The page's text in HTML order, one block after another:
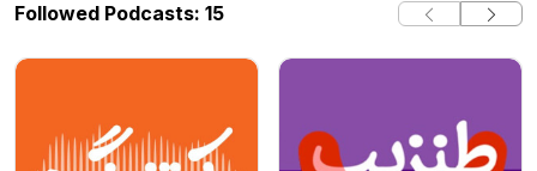
Followed Podcasts: 15